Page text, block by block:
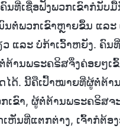
ນທີ່ເຊື່ອຟັງພວກເຂົາກໍນັບ
ຕໍ່ພວກເຂົາຫຼາຍຂຶ້ນ ແລ
ແລະ ບໍ່ກ້າເວົ້າຫຍັງ. ຄົ
ານພຣະຄຣິສຈຶ່ງຄ່ອຍໆເ
ດ້. ນີ້ຄືເປົ້າໝາຍທີ່ຜູ້ຕໍ່ຕ້າ
ເຂົາ, ຜູ້ຕໍ່ຕ້ານພຣະຄຣິສຈ
ເຫັນທີ່ແຕກຕ່າງ, ເຈົ້າກໍຕ້ອ